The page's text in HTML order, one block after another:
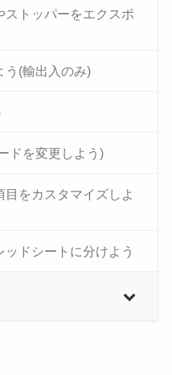
ストッパーをエクスポ
う(輸出入のみ)
ドを変更しよう)
をカスタマイズしよ
ドシートに分けよう